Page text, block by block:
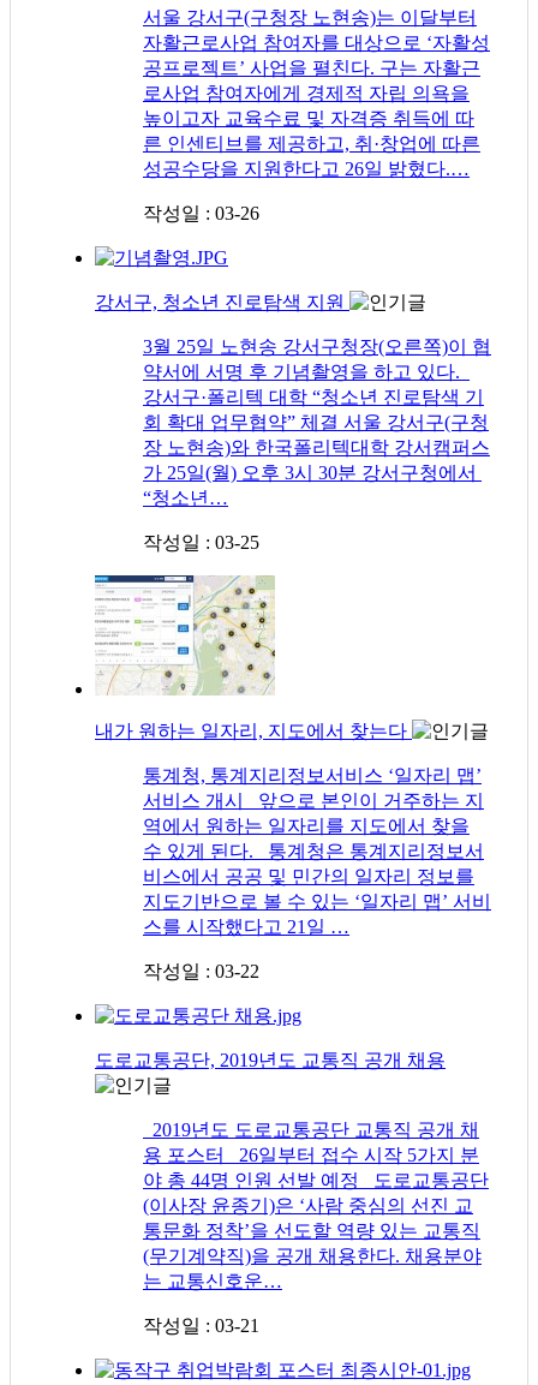
서울 강서구(구청장 노현송)는 이달부터
자활근로사업 참여자를 대상으로 ‘자활성
공프로젝트’ 사업을 펼친다. 구는 자활근
로사업 참여자에게 경제적 자립 의욕을
높이고자 교육수료 및 자격증 취득에 따
른 인센티브를 제공하고, 취·창업에 따른
성공수당을 지원한다고 26일 밝혔다.…
작성일 : 03-26
강서구, 청소년 진로탐색 지원
3월 25일 노현송 강서구청장(오른쪽)이 협
약서에 서명 후 기념촬영을 하고 있다.
강서구·폴리텍 대학 “청소년 진로탐색 기
회 확대 업무협약” 체결 서울 강서구(구청
장 노현송)와 한국폴리텍대학 강서캠퍼스
가 25일(월) 오후 3시 30분 강서구청에서
“청소년…
작성일 : 03-25
내가 원하는 일자리, 지도에서 찾는다
통계청, 통계지리정보서비스 ‘일자리 맵’
서비스 개시 앞으로 본인이 거주하는 지
역에서 원하는 일자리를 지도에서 찾을
수 있게 된다. 통계청은 통계지리정보서
비스에서 공공 및 민간의 일자리 정보를
지도기반으로 볼 수 있는 ‘일자리 맵’ 서비
스를 시작했다고 21일 …
작성일 : 03-22
도로교통공단, 2019년도 교통직 공개 채용
2019년도 도로교통공단 교통직 공개 채
용 포스터 26일부터 접수 시작 5가지 분
야 총 44명 인원 선발 예정 도로교통공단
(이사장 윤종기)은 ‘사람 중심의 선진 교
통문화 정착’을 선도할 역량 있는 교통직
(무기계약직)을 공개 채용한다. 채용분야
는 교통신호운…
작성일 : 03-21